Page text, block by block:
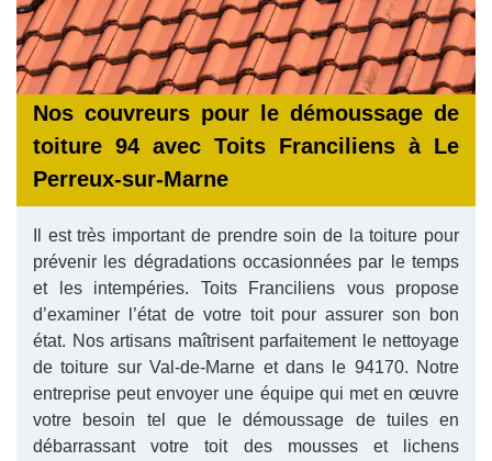
Nos couvreurs pour le démoussage de
toiture 94 avec Toits Franciliens à Le
Perreux-sur-Marne
Il est très important de prendre soin de la toiture pour
prévenir les dégradations occasionnées par le temps
et les intempéries. Toits Franciliens vous propose
d’examiner l’état de votre toit pour assurer son bon
état. Nos artisans maîtrisent parfaitement le nettoyage
de toiture sur Val-de-Marne et dans le 94170. Notre
entreprise peut envoyer une équipe qui met en œuvre
votre besoin tel que le démoussage de tuiles en
débarrassant votre toit des mousses et lichens